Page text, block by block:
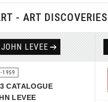
- ART DISCOVERIES
LEVEE
1959
CATALOGUE
LEVEE